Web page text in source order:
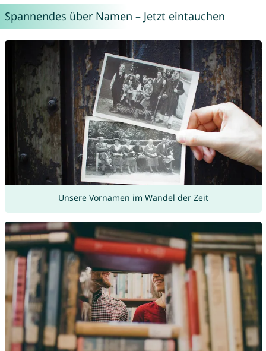
Spannendes über Namen – Jetzt eintauchen
Unsere Vornamen im Wandel der Zeit